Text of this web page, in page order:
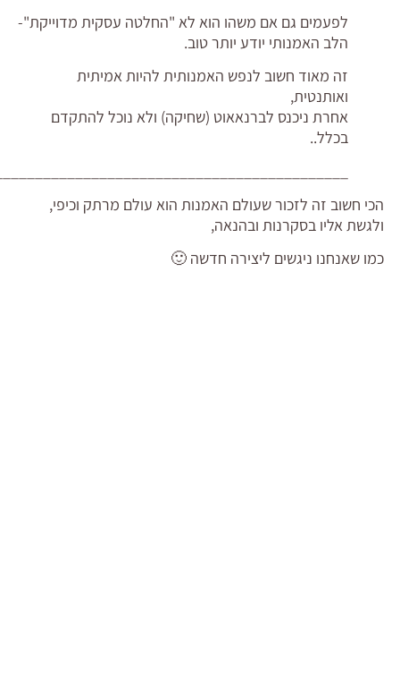
לפעמים גם אם משהו הוא לא "החלטה עסקית מדוייקת"-
הלב האמנותי יודע יותר טוב.
זה מאוד חשוב לנפש האמנותית להיות אמיתית
ואותנטית,
אחרת ניכנס לברנאאוט (שחיקה) ולא נוכל להתקדם
בכלל..
הכי חשוב זה לזכור שעולם האמנות הוא עולם מרתק וכיפי,
ולגשת אליו בסקרנות ובהנאה,
כמו שאנחנו ניגשים ליצירה חדשה 🙂